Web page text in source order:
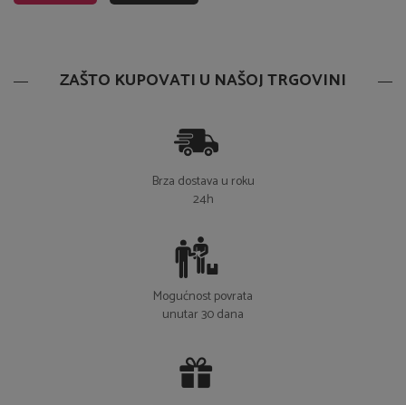
Brza dostava u roku
24h
Mogućnost povrata
unutar 30 dana
Besplatna dostava za